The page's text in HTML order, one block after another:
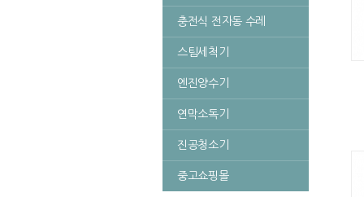
충전식 전자동 수레
스팀세척기
엔진양수기
연막소독기
진공청소기
중고쇼핑몰